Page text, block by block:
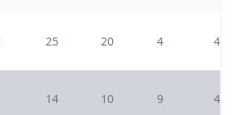
25 20 4 4
14 10 9 4